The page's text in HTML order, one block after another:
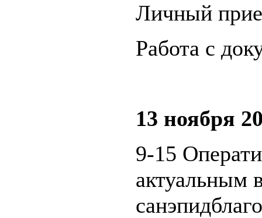
Личный
Работа с
13 ноября
9-15
актуальным